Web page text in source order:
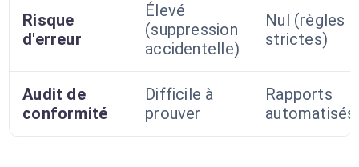
Risque
d'erreur
Élevé
(suppression
accidentelle)
Nul (règles
strictes)
Audit de
conformité
Difficile à
prouver
Rapports
automatisés